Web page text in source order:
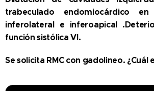
trabeculado endomiocárdico
inferolateral e inferoapical
función sistólica VI.
Se solicita RMC con gadolineo. ¿Cuál